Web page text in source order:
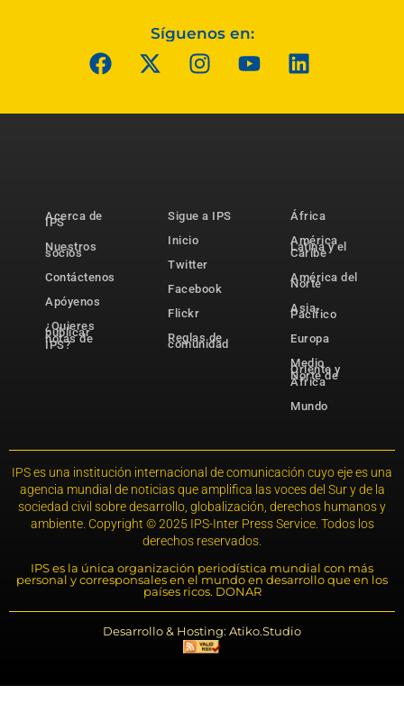
Síguenos en:
Acerca de
IPS
Nuestros
socios
Contáctenos
Apóyenos
¿Quieres
publicar
notas de
IPS?
Sigue a IPS
Inicio
Twitter
Facebook
Flickr
Reglas de
comunidad
África
América
Latina y el
Caribe
América del
Norte
Asia-
Pacífico
Europa
Medio
Oriente y
Norte de
África
Mundo
IPS es una institución internacional de comunicación cuyo eje es una
agencia mundial de noticias que amplifica las voces del Sur y de la
sociedad civil sobre desarrollo, globalización, derechos humanos y
ambiente. Copyright © 2025 IPS-Inter Press Service. Todos los
derechos reservados.
IPS es la única organización periodística mundial con más
personal y corresponsales en el mundo en desarrollo que en los
países ricos. DONAR
Desarrollo & Hosting: Atiko.Studio